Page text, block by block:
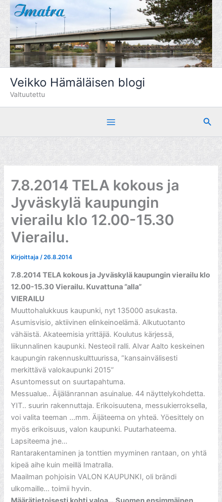
Siirry
sisältöön
Veikko Hämäläisen blogi
Valtuutettu
Hae
7.8.2014 TELA kokous ja
Jyväskylä kaupungin
vierailu klo 12.00-15.30
Vierailu.
Kirjoittaja/26.8.2014
7.8.2014 TELA kokous ja Jyväskylä kaupungin vierailu klo
12.00-15.30 Vierailu. Kuvattuna ”alla”
VIERAILU
Muuttohalukkuus kaupunki, nyt 135000 asukasta.
Asumisvisio, aktiivinen elinkeinoelämä. Alkutuotanto
vähäistä. Akateemisia yrittäjiä. Koulutus kärjessä,
liikunnalinen kaupunki. Nesteoil ralli. Alvar Aalto keskeinen
kaupungin rakennuskulttuurissa, ”kansainvälisesti
merkittävä valokaupunki 2015”
Asuntomessut on suurtapahtuma.
Messualue.. Äijälänrannan asuinalue. 44 näyttelykohdetta.
YIT.. suurin rakennuttaja. Erikoisuutena, messukierroksella,
voi valita teeman …mm. Äijäteema on yhteä. Yöesittely on
myös erikoisuus, valon kaupunki. Puutarhateema.
Lapsiteema jne…
Rantarakentaminen ja tonttien myyminen rantaan, on yhtä
kipeä aihe kuin meillä Imatralla.
Maailman pohjoisin VALON KAUPUNKI, oli brändi
ulkomaille… toimii hyvin.